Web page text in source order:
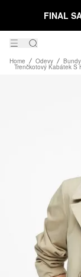
FINAL
Home Odevy Bundy
Trenčkotový Kabátek S